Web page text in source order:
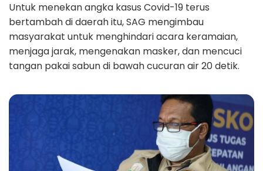
Untuk menekan angka kasus Covid-19 terus
bertambah di daerah itu, SAG mengimbau
masyarakat untuk menghindari acara keramaian,
menjaga jarak, mengenakan masker, dan mencuci
tangan pakai sabun di bawah cucuran air 20 detik.